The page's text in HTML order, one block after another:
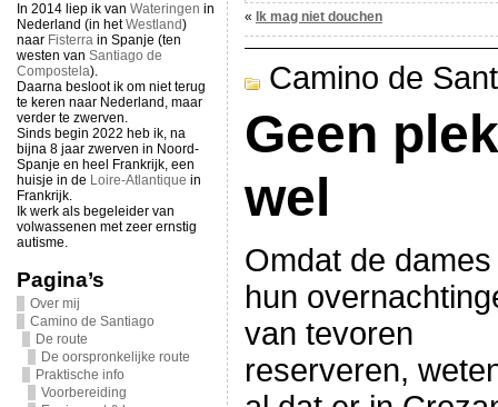
In 2014 liep ik van Wateringen in
Nederland (in hetWestland)
naar Fisterrain Spanje (ten
westen van Santiago de
Compostela).
Daarna besloot ik om niet terug
te keren naar Nederland, maar
verder te zwerven.
Sinds begin 2022 heb ik, na
bijna 8 jaar zwerven in Noord-
Spanje en heel Frankrijk, een
huisje in de Loire-Atlantique in
Frankrijk.
Ik werk als begeleider van
volwassenen met zeer ernstig
autisme.
Pagina’s
Over mij
Camino de Santiago
De route
De oorspronkelijke route
Praktische info
Voorbereiding
« Ik mag niet douchen
Camino de
Geen
wel
Omdat de dames
hun
van tevoren
reserveren,